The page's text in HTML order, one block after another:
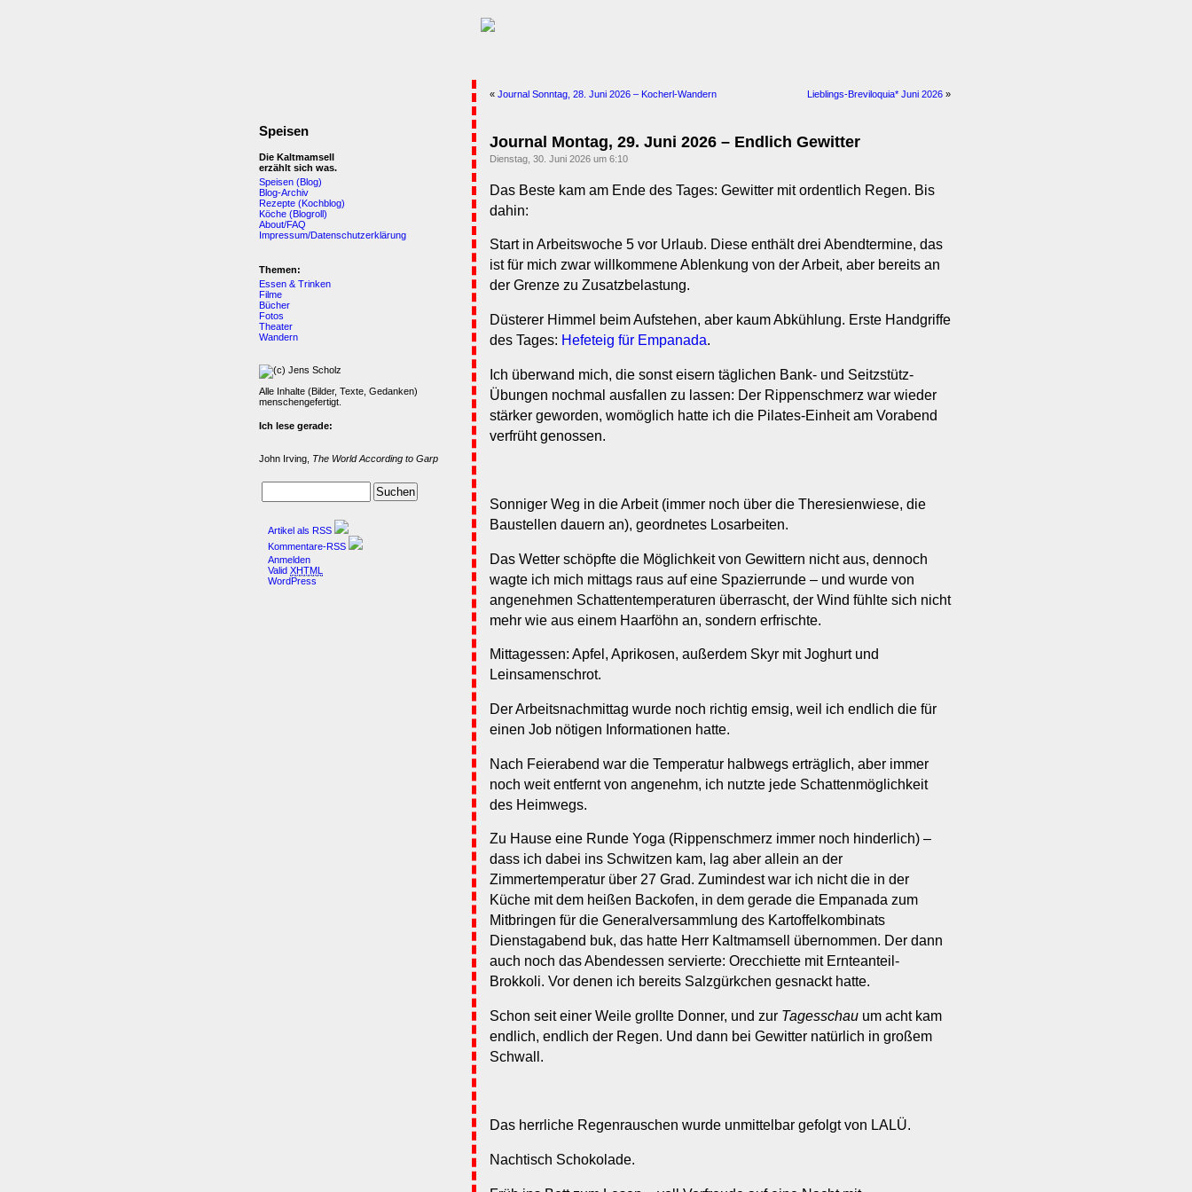
« Journal Sonntag, 28. Juni 2026 – Kocherl-Wandern Lieblings-Breviloquia* Juni 2026 »
Journal Montag, 29. Juni 2026 – Endlich Gewitter
Dienstag, 30. Juni 2026 um 6:10
Das Beste kam am Ende des Tages: Gewitter mit ordentlich Regen. Bis
dahin:
Start in Arbeitswoche 5 vor Urlaub. Diese enthält drei Abendtermine, das
ist für mich zwar willkommene Ablenkung von der Arbeit, aber bereits an
der Grenze zu Zusatzbelastung.
Düsterer Himmel beim Aufstehen, aber kaum Abkühlung. Erste Handgriffe
des Tages: Hefeteig für Empanada.
Ich überwand mich, die sonst eisern täglichen Bank- und Seitzstütz-
Übungen nochmal ausfallen zu lassen: Der Rippenschmerz war wieder
stärker geworden, womöglich hatte ich die Pilates-Einheit am Vorabend
verfrüht genossen.
Sonniger Weg in die Arbeit (immer noch über die Theresienwiese, die
Baustellen dauern an), geordnetes Losarbeiten.
Das Wetter schöpfte die Möglichkeit von Gewittern nicht aus, dennoch
wagte ich mich mittags raus auf eine Spazierrunde – und wurde von
angenehmen Schattentemperaturen überrascht, der Wind fühlte sich nicht
mehr wie aus einem Haarföhn an, sondern erfrischte.
Mittagessen: Apfel, Aprikosen, außerdem Skyr mit Joghurt und
Leinsamenschrot.
Der Arbeitsnachmittag wurde noch richtig emsig, weil ich endlich die für
einen Job nötigen Informationen hatte.
Nach Feierabend war die Temperatur halbwegs erträglich, aber immer
noch weit entfernt von angenehm, ich nutzte jede Schattenmöglichkeit
des Heimwegs.
Zu Hause eine Runde Yoga (Rippenschmerz immer noch hinderlich) –
dass ich dabei ins Schwitzen kam, lag aber allein an der
Zimmertemperatur über 27 Grad. Zumindest war ich nicht die in der
Küche mit dem heißen Backofen, in dem gerade die Empanada zum
Mitbringen für die Generalversammlung des Kartoffelkombinats
Dienstagabend buk, das hatte Herr Kaltmamsell übernommen. Der dann
auch noch das Abendessen servierte: Orecchiette mit Ernteanteil-
Brokkoli. Vor denen ich bereits Salzgürkchen gesnackt hatte.
Schon seit einer Weile grollte Donner, und zur Tagesschau um acht kam
endlich, endlich der Regen. Und dann bei Gewitter natürlich in großem
Schwall.
Das herrliche Regenrauschen wurde unmittelbar gefolgt von LALÜ.
Nachtisch Schokolade.
Speisen
Die Kaltmamsell
erzählt sich was.
Speisen (Blog)
Blog-Archiv
Rezepte (Kochblog)
Köche (Blogroll)
About/FAQ
Impressum/Datenschutzerklärung
Themen:
Essen & Trinken
Filme
Bücher
Fotos
Theater
Wandern
Alle Inhalte (Bilder, Texte, Gedanken)
menschengefertigt.
Ich lese gerade:
John Irving, The World According to Garp
Artikel als RSS
Kommentare-RSS
Anmelden
Valid XHTML
WordPress